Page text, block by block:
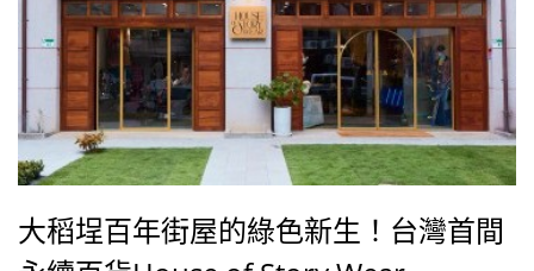
大稻埕百年街屋的綠色新生！台灣首間